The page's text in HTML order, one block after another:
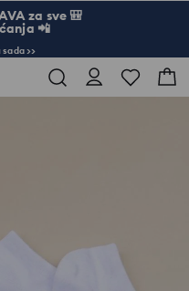
za sve 🎒
📲
>>